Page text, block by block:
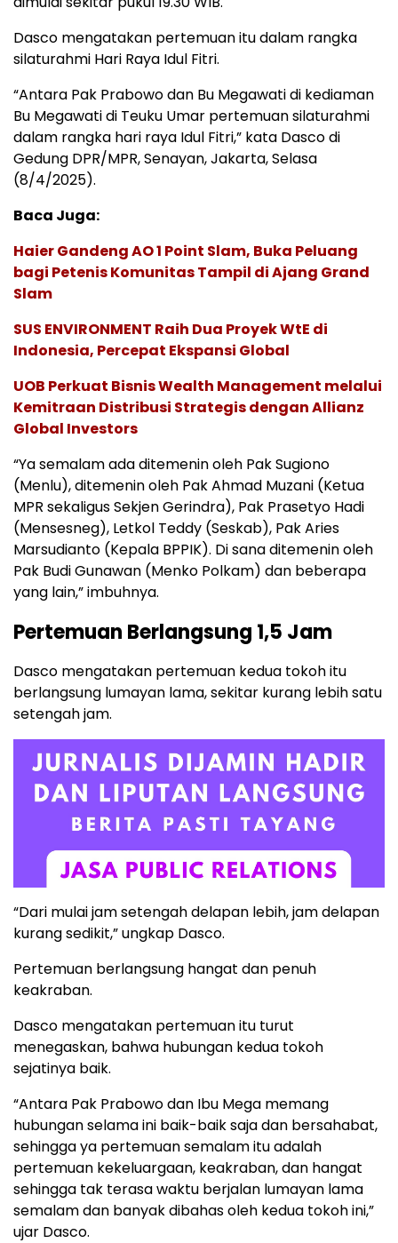
Dasco mengatakan pertemuan itu dalam rangka
silaturahmi Hari Raya Idul Fitri.
“Antara Pak Prabowo dan Bu Megawati di kediaman
Bu Megawati di Teuku Umar pertemuan silaturahmi
dalam rangka hari raya Idul Fitri,” kata Dasco di
Gedung DPR/MPR, Senayan, Jakarta, Selasa
(8/4/2025).
Baca Juga:
Haier Gandeng AO 1 Point Slam, Buka Peluang
bagi Petenis Komunitas Tampil di Ajang Grand
Slam
SUS ENVIRONMENT Raih Dua Proyek WtE di
Indonesia, Percepat Ekspansi Global
UOB Perkuat Bisnis Wealth Management melalui
Kemitraan Distribusi Strategis dengan Allianz
Global Investors
“Ya semalam ada ditemenin oleh Pak Sugiono
(Menlu), ditemenin oleh Pak Ahmad Muzani (Ketua
MPR sekaligus Sekjen Gerindra), Pak Prasetyo Hadi
(Mensesneg), Letkol Teddy (Seskab), Pak Aries
Marsudianto (Kepala BPPIK). Di sana ditemenin oleh
Pak Budi Gunawan (Menko Polkam) dan beberapa
yang lain,” imbuhnya.
Pertemuan Berlangsung 1,5 Jam
Dasco mengatakan pertemuan kedua tokoh itu
berlangsung lumayan lama, sekitar kurang lebih satu
setengah jam.
“Dari mulai jam setengah delapan lebih, jam delapan
kurang sedikit,” ungkap Dasco.
Pertemuan berlangsung hangat dan penuh
keakraban.
Dasco mengatakan pertemuan itu turut
menegaskan, bahwa hubungan kedua tokoh
sejatinya baik.
“Antara Pak Prabowo dan Ibu Mega memang
hubungan selama ini baik-baik saja dan bersahabat,
sehingga ya pertemuan semalam itu adalah
pertemuan kekeluargaan, keakraban, dan hangat
sehingga tak terasa waktu berjalan lumayan lama
semalam dan banyak dibahas oleh kedua tokoh ini,”
ujar Dasco.